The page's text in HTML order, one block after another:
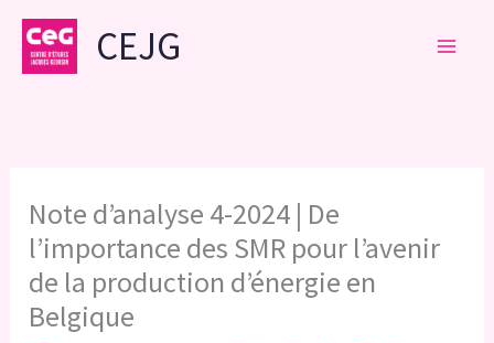
Aller
contenu
CEJG
Note d’analyse 4-2024 | De
l’importance des SMR pour l’avenir
de la production d’énergie en
Belgique